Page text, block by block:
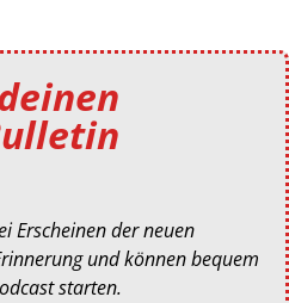
Erscheinen der neuen
und können bequem
starten.